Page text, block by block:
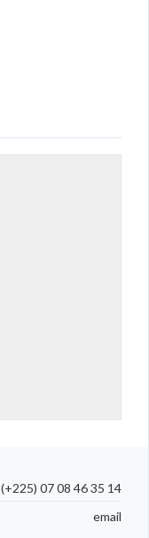
(+225) 07 08 46 35 14
email